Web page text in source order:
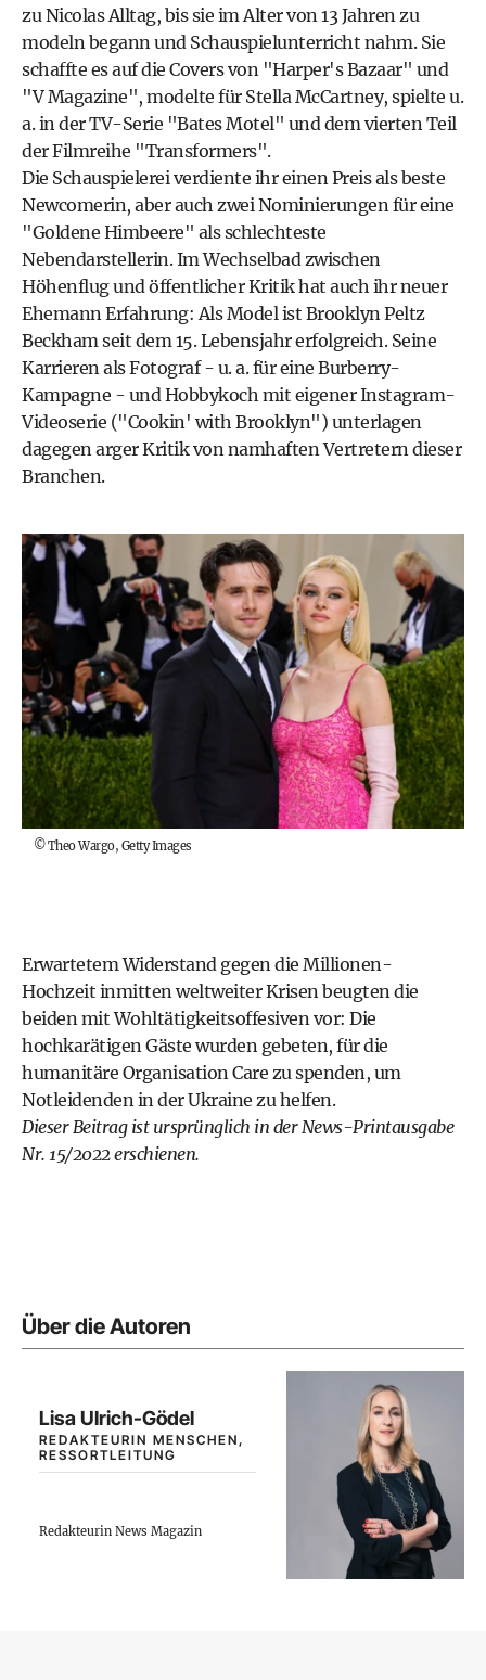
zu Nicolas Alltag, bis sie im Alter von 13 Jahren zu
modeln begann und Schauspielunterricht nahm. Sie
schaffte es auf die Covers von "Harper's Bazaar" und
"V Magazine", modelte für Stella McCartney, spielte u.
a. in der TV-Serie "Bates Motel" und dem vierten Teil
der Filmreihe "Transformers".
Die Schauspielerei verdiente ihr einen Preis als beste
Newcomerin, aber auch zwei Nominierungen für eine
"Goldene Himbeere" als schlechteste
Nebendarstellerin. Im Wechselbad zwischen
Höhenflug und öffentlicher Kritik hat auch ihr neuer
Ehemann Erfahrung: Als Model ist Brooklyn Peltz
Beckham seit dem 15. Lebensjahr erfolgreich. Seine
Karrieren als Fotograf - u. a. für eine Burberry-
Kampagne - und Hobbykoch mit eigener Instagram-
Videoserie ("Cookin' with Brooklyn") unterlagen
dagegen arger Kritik von namhaften Vertretern dieser
Branchen.
©Theo Wargo, Getty Images
Erwartetem Widerstand gegen die Millionen-
Hochzeit inmitten weltweiter Krisen beugten die
beiden mit Wohltätigkeitsoffesiven vor: Die
hochkarätigen Gäste wurden gebeten, für die
humanitäre Organisation Care zu spenden, um
Notleidenden in der Ukraine zu helfen.
Dieser Beitrag ist ursprünglich in der News-Printausgabe
Nr. 15/2022 erschienen.
Über die Autoren
Lisa Ulrich-Gödel
REDAKTEURIN MENSCHEN,
RESSORTLEITUNG
Redakteurin News Magazin